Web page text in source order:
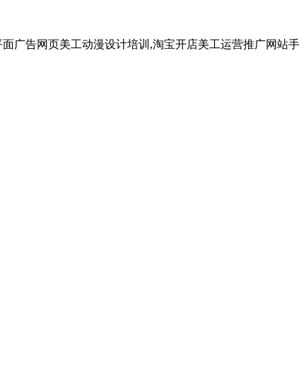
广告网页美工动漫设计培训,淘宝开店美工运营推广网站